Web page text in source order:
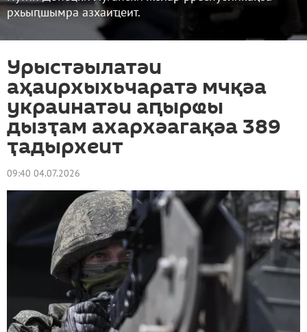
рхьыԥшымра азхаиҵеит.
Урыстәылатәи
аҳаирхыхьчаратә мчқәа
украинатәи аԥырҩы
дызҭам ахархәагақәа 389
ҭадырхеит
09:40 04.07.2026